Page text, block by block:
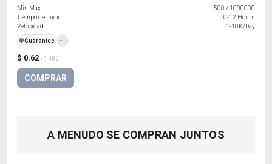
$ 0.62 / 1000
COMPRAR
Min Max
500 / 1000000
Tiempo de inicio
0-12 Hours
Velocidad
1-10K/Day
️🛡️Guarantee +1
A MENUDO SE COMPRAN JUNTOS